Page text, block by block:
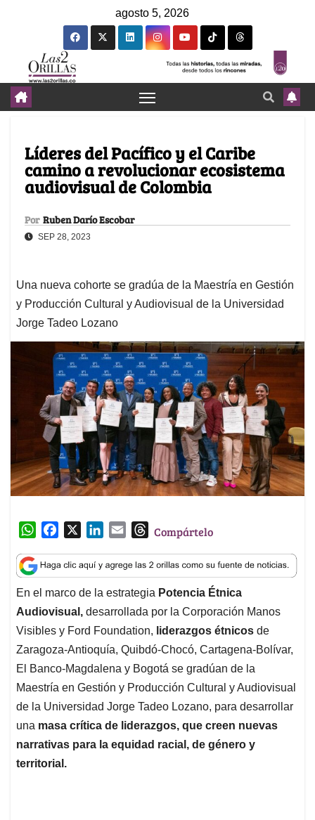
agosto 5, 2026
Líderes del Pacífico y el Caribe
camino a revolucionar ecosistema
audiovisual de Colombia
Por Ruben Darío Escobar
SEP 28, 2023
Una nueva cohorte se gradúa de la Maestría en Gestión
y Producción Cultural y Audiovisual de la Universidad
Jorge Tadeo Lozano
W
a
t
s
A
p
p
c
e
b
o
o
k
n
k
e
d
I
n
a
i
l
T
r
e
a
d
s
Compártelo
En el marco de la estrategia Potencia Étnica
Audiovisual, desarrollada por la Corporación Manos
Visibles y Ford Foundation, liderazgos étnicos de
Zaragoza-Antioquía, Quibdó-Chocó, Cartagena-Bolívar,
El Banco-Magdalena y Bogotá se gradúan de la
Maestría en Gestión y Producción Cultural y Audiovisual
de la Universidad Jorge Tadeo Lozano, para desarrollar
una masa crítica de liderazgos, que creen nuevas
narrativas para la equidad racial, de género y
territorial.